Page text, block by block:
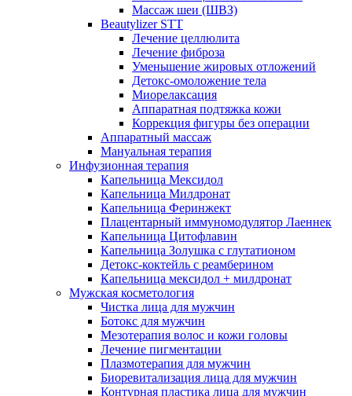
Массаж шеи (ШВЗ)
Beautylizer STT
Лечение целлюлита
Лечение фиброза
Уменьшение жировых отложений
Детокс-омоложение тела
Миорелаксация
Аппаратная подтяжка кожи
Коррекция фигуры без операции
Аппаратный массаж
Мануальная терапия
Инфузионная терапия
Капельница Мексидол
Капельница Милдронат
Капельница Феринжект
Плацентарный иммуномодулятор Лаеннек
Капельница Цитофлавин
Капельница Золушка с глутатионом
Детокс-коктейль с реамберином
Капельница мексидол + милдронат
Мужская косметология
Чистка лица для мужчин
Ботокс для мужчин
Мезотерапия волос и кожи головы
Лечение пигментации
Плазмотерапия для мужчин
Биоревитализация лица для мужчин
Контурная пластика лица для мужчин